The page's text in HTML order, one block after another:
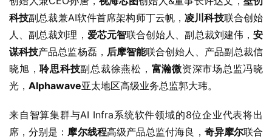
科技副总裁兼AI软件首席架构师丁云帆，凌川科技联合创始
人、副总裁刘理， 爱芯元智联合创始人、副总裁刘建伟，安
谋科技产品总监杨磊， 后摩智能联合创始人、产品副总裁信
晓旭，聆思科技副总裁徐燕松， 富瀚微资深市场总监冯晓
光， Alphawave亚太地区高级业务总监郭大玮。
来自智算集群与AI Infra系统软件领域的8位企业代表将出
席，分别是： 摩尔线程高级产品总监付海良， 奇异摩尔联合